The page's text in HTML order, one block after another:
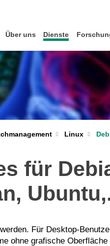
Über uns Dienste
Linux
für
Für Desktop-
ohne grafische